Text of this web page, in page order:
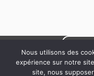
Mentions légales
Nous utilisons des
expérience sur notre
site, nous